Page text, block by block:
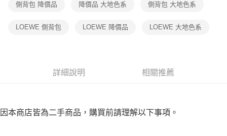
１．透過由恩沛科技股份有限公司提供之「AFTEE先享後付」服務完成之交
易，需依本服務之必要範圍內提供個人資料，並將交易相關給付款項請求債
３．未成年的使用者請事先徵得法定代理人或監護人之同意方可使用
「AFTEE先享後付」，若未經同意申辦者引起之損失，本公司不負相關責
請求用戶進行身份認證。
免運費
海外宅配 查看運費
側背包 降價品 降價品 大地色系 側背包 大地色系
LOEWE 側背包 LOEWE 降價品 LOEWE 大地色系
詳細說明 相關推薦
因本商店皆為二手商品，購買前請理解以下事項。